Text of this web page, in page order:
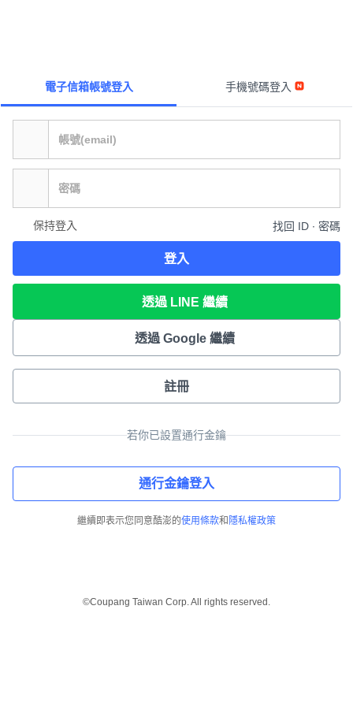
電子信箱帳號登入 手機號碼登入
保持登入 找回 ID ∙ 密碼
登入
透過 LINE 繼續
透過 Google 繼續
註冊
若你已設置通行金鑰
通行金鑰登入
繼續即表示您同意酷澎的使用條款和 隱私權政策
©Coupang Taiwan Corp. All rights reserved.